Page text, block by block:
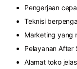
Pengerjaan
Teknisi
Marketing yang
Pelayanan After
Alamat toko